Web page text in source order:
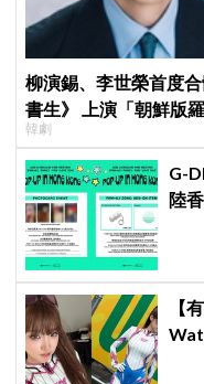
柳演錫、李世榮首度
書生》 上演「朝鮮版
韓劇
G-
陸
【